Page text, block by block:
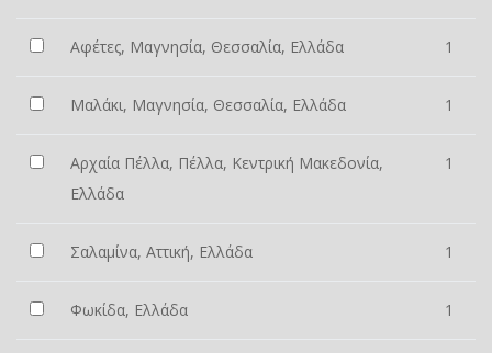
Αφέτες, Μαγνησία, Θεσσαλία, Ελλάδα 1
Μαλάκι, Μαγνησία, Θεσσαλία, Ελλάδα 1
Αρχαία Πέλλα, Πέλλα, Κεντρική Μακεδονία,
Ελλάδα
1
Σαλαμίνα, Αττική, Ελλάδα 1
Φωκίδα, Ελλάδα 1